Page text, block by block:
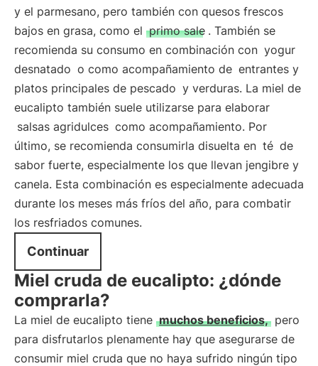
y el parmesano, pero también con quesos frescos
bajos en grasa, como el primo sale . También se
recomienda su consumo en combinación con yogur
desnatado o como acompañamiento de entrantes y
platos principales de pescado y verduras. La miel de
eucalipto también suele utilizarse para elaborar
salsas agridulces como acompañamiento. Por
último, se recomienda consumirla disuelta en té de
sabor fuerte, especialmente los que llevan jengibre y
canela. Esta combinación es especialmente adecuada
durante los meses más fríos del año, para combatir
los resfriados comunes.
Continuar
Miel cruda de eucalipto: ¿dónde
comprarla?
La miel de eucalipto tiene muchos beneficios, pero
para disfrutarlos plenamente hay que asegurarse de
consumir miel cruda que no haya sufrido ningún tipo